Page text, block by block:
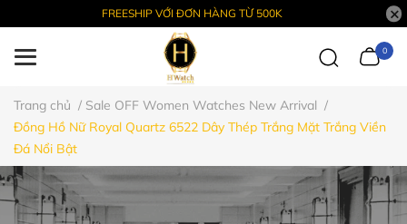
FREESHIP VỚI ĐƠN HÀNG TỪ 500K
0
Trang chủ / Sale OFF Women Watches New Arrival /
Đồng Hồ Nữ Royal Quartz 6522 Dây Thép Trắng Mặt Trắng Viền
Đá Nổi Bật